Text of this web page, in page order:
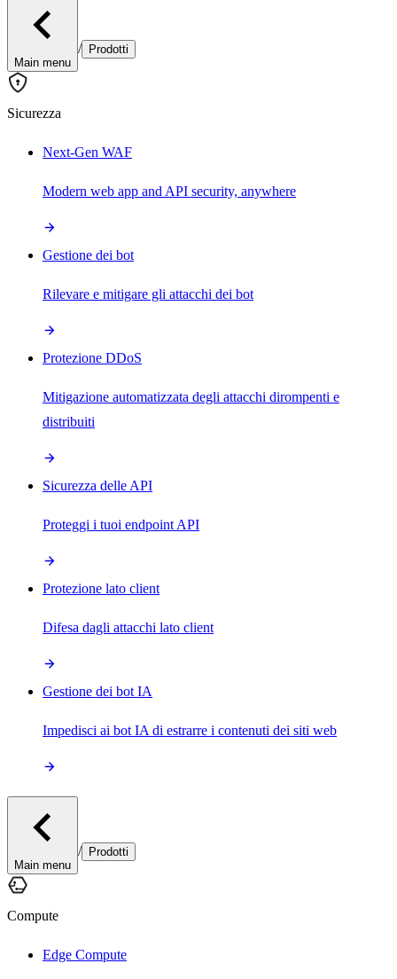
Main menu
/ Prodotti
Sicurezza
Next-Gen WAF
Modern web app and API security, anywhere
Gestione dei bot
Rilevare e mitigare gli attacchi dei bot
Protezione DDoS
Mitigazione automatizzata degli attacchi dirompenti e
distribuiti
Sicurezza delle API
Proteggi i tuoi endpoint API
Protezione lato client
Difesa dagli attacchi lato client
Gestione dei bot IA
Impedisci ai bot IA di estrarre i contenuti dei siti web
Main menu
/ Prodotti
Compute
Edge Compute